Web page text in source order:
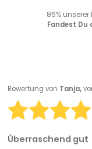
86%
Fandest Du
Bewertung von Tanja,
Überraschend gut